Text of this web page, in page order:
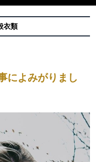
衣類
によみがりまし